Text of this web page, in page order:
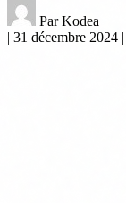
Par Kodea
| 31 décembre 2024 |